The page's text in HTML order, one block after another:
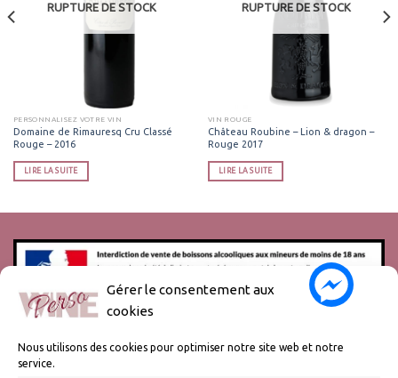
Gérer le consentement aux
cookies
Nous utilisons des cookies pour optimiser notre site web et notre
service.
RUPTURE DE STOCK
PERSONNALISEZ VOTRE VIN
Domaine de Rimauresq Cru Classé
Rouge – 2016
LIRE LA SUITE
RUPTURE DE STOCK
VIN ROUGE
Château Roubine – Lion & dragon –
Rouge 2017
LIRE LA SUITE
L’abus d’alcool est dangereux pour la santé, à consommer avec